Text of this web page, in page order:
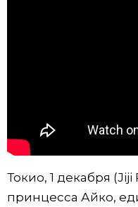
Политика
Японский
Токио, 1 декабря (Jiji
принцесса Айко,